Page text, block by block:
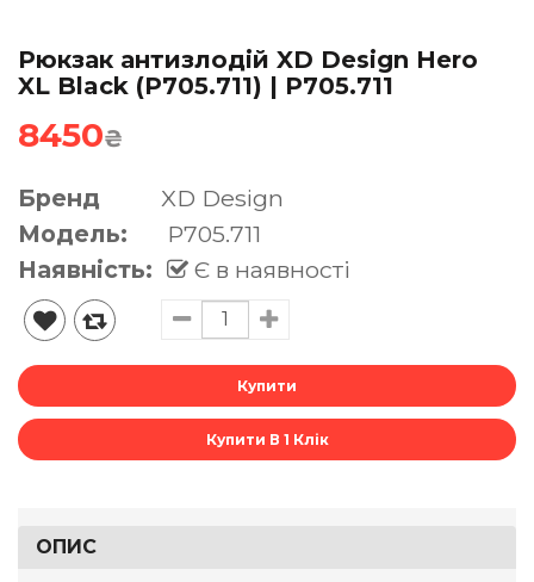
Рюкзак антизлодій XD Design Hero
XL Black (P705.711) | P705.711
8450₴
Бренд
XD Design
Модель:
P705.711
Наявність:
Є в наявності
Купити В 1 Клік
ОПИС